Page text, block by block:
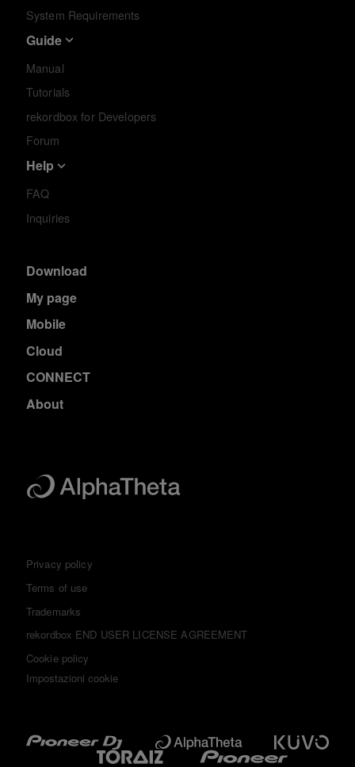
System Requirements
Guide
Manual
Tutorials
rekordbox for Developers
Forum
Help
FAQ
Inquiries
Download
My page
Mobile
Cloud
CONNECT
About
Privacy policy
Terms of use
Trademarks
rekordbox END USER LICENSE AGREEMENT
Cookie policy
Impostazioni cookie